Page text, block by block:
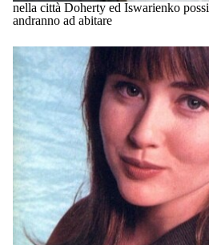
nella città Doherty ed Iswarienko
andranno ad abitare